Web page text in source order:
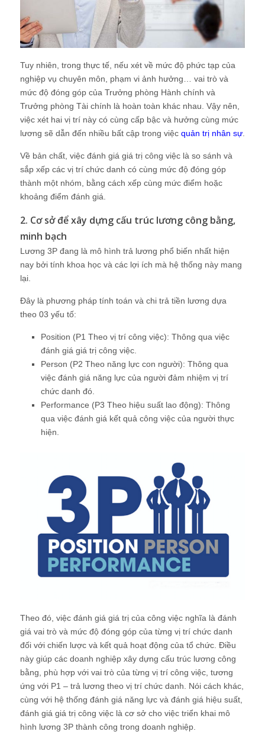
Tuy nhiên, trong thực tế, nếu xét về mức độ phức tạp của
nghiệp vụ chuyên môn, phạm vi ảnh hưởng… vai trò và
mức độ đóng góp của Trưởng phòng Hành chính và
Trưởng phòng Tài chính là hoàn toàn khác nhau. Vậy nên,
việc xét hai vị trí này có cùng cấp bậc và hưởng cùng mức
lương sẽ dẫn đến nhiều bất cập trong việc quản trị nhân sự
Về bản chất, việc đánh giá giá trị công việc là so sánh và
sắp xếp các vị trí chức danh có cùng mức độ đóng góp
thành một nhóm, bằng cách xếp cùng mức điểm hoặc
khoảng điểm đánh giá.
2. Cơ sở để xây dựng cấu trúc lương công bằng,
minh bạch
Lương 3P đang là mô hình trả lương phổ biến nhất hiện
nay bởi tính khoa học và các lợi ích mà hệ thống này mang
lại.
Đây là phương pháp tính toán và chi trả tiền lương dựa
theo 03 yếu tố:
Position (P1 Theo vị trí công việc): Thông qua việc
đánh giá giá trị công việc.
Person (P2 Theo năng lực con người): Thông qua
việc đánh giá năng lực của người đảm nhiệm vị trí
chức danh đó.
Performance (P3 Theo hiệu suất lao động): Thông
qua việc đánh giá kết quả công việc của người thực
hiện.
Theo đó, việc đánh giá giá trị của công việc nghĩa là đánh
giá vai trò và mức độ đóng góp của từng vị trí chức danh
đối với chiến lược và kết quả hoạt động của tổ chức. Điều
này giúp các doanh nghiệp xây dựng cấu trúc lương công
bằng, phù hợp với vai trò của từng vị trí công việc, tương
ứng với P1 – trả lương theo vị trí chức danh. Nói cách khác,
cùng với hệ thống đánh giá năng lực và đánh giá hiệu suất,
đánh giá giá trị công việc là cơ sở cho việc triển khai mô
hình lương 3P thành công trong doanh nghiệp.